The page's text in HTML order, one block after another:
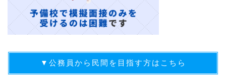
▼公務員から民間を目指す方はこちら